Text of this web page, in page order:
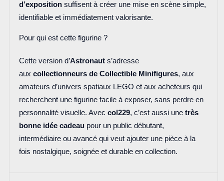
d’expositionsuffisent à créer une mise en scène simple,
identifiable et immédiatement valorisante.
Pour qui est cette figurine ?
Cette version d’Astronauts’adresse
aux collectionneurs de Collectible Minifigures, aux
amateurs d’univers spatiaux LEGO et aux acheteurs qui
recherchent une figurine facile à exposer, sans perdre en
personnalité visuelle. Avec col229, c’est aussi une très
bonne idée cadeaupour un public débutant,
intermédiaire ou avancé qui veut ajouter une pièce à la
fois nostalgique, soignée et durable en collection.